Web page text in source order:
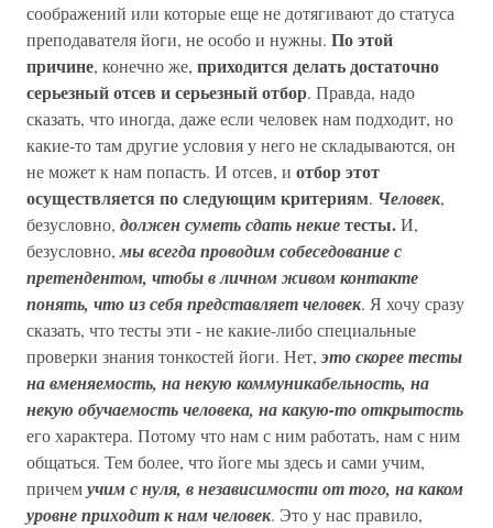
соображений или которые еще не дотягивают до статуса
преподавателя йоги, не особо и нужны. По этой
причине, конечно же, приходится делать достаточно
серьезный отсев и серьезный отбор. Правда, надо
сказать, что иногда, даже если человек нам подходит, но
какие-то там другие условия у него не складываются, он
не может к нам попасть. И отсев, и отбор этот
осуществляется по следующим критериям. Человек,
безусловно, должен суметь сдать некиетесты.И,
безусловно,мы всегда проводим собеседование с
претендентом, чтобы в личном живом контакте
понять, что из себя представляет человек. Я хочу сразу
сказать, что тесты эти - не какие-либо специальные
проверки знания тонкостей йоги. Нет,это скорее тесты
на вменяемость, на некую коммуникабельность, на
некую обучаемость человека, на какую-то открытость
его характера. Потому что нам с ним работать, нам с ним
общаться. Тем более, что йоге мы здесь и сами учим,
причемучим с нуля, в независимости от того, на каком
уровне приходит к нам человек. Это у нас правило,